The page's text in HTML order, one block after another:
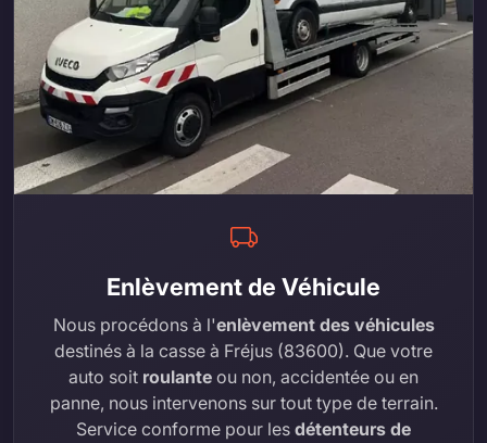
Enlèvement de Véhicule
Nous procédons à l'enlèvement des véhicules
destinés à la casse à Fréjus (83600). Que votre
auto soit roulante ou non, accidentée ou en
panne, nous intervenons sur tout type de terrain.
Service conforme pour les détenteurs de